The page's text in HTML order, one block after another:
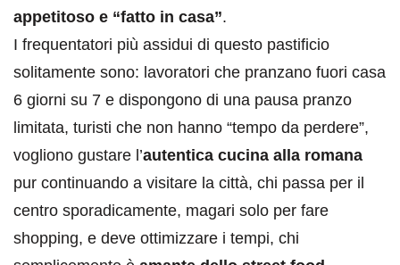
appetitoso e “fatto in casa”.
I frequentatori più assidui di questo pastificio
solitamente sono: lavoratori che pranzano fuori casa
6 giorni su 7 e dispongono di una pausa pranzo
limitata, turisti che non hanno “tempo da perdere”,
vogliono gustare l’autentica cucina alla romana
pur continuando a visitare la città, chi passa per il
centro sporadicamente, magari solo per fare
shopping, e deve ottimizzare i tempi, chi